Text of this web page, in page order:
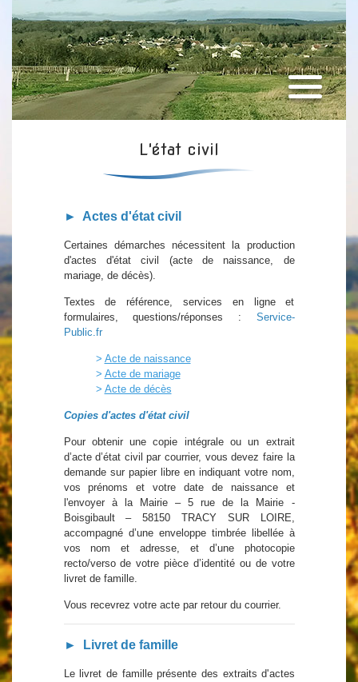
L'état civil
► Actes d'état civil
Certaines démarches nécessitent la production
d'actes d'état civil (acte de naissance, de
mariage, de décès).
Textes de référence, services en ligne et
formulaires, questions/réponses : Service-
Public.fr
> Acte de naissance
> Acte de mariage
> Acte de décès
Copies d'actes d'état civil
Pour obtenir une copie intégrale ou un extrait
d’acte d’état civil par courrier, vous devez faire la
demande sur papier libre en indiquant votre nom,
vos prénoms et votre date de naissance et
l'envoyer à la Mairie – 5 rue de la Mairie -
Boisgibault – 58150 TRACY SUR LOIRE,
accompagné d’une enveloppe timbrée libellée à
vos nom et adresse, et d’une photocopie
recto/verso de votre pièce d’identité ou de votre
livret de famille.
Vous recevrez votre acte par retour du courrier.
► Livret de famille
Le livret de famille présente des extraits d'actes